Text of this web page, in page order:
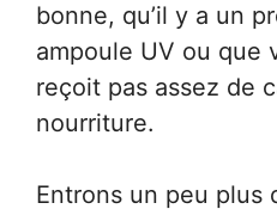
bonne, qu’il y a un
ampoule UV ou que
reçoit pas assez de
nourriture.
Entrons un peu plus